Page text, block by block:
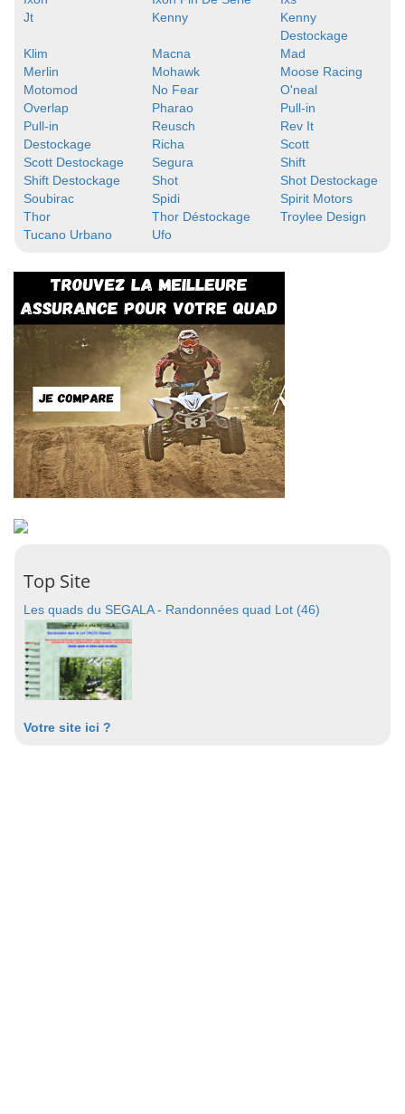
Jt
Kenny
Kenny
Destockage
Klim
Macna
Mad
Merlin
Mohawk
Moose Racing
Motomod
No Fear
O'neal
Overlap
Pharao
Pull-in
Pull-in
Destockage
Reusch
Rev It
Richa
Scott
Scott Destockage
Segura
Shift
Shift Destockage
Shot
Shot Destockage
Soubirac
Spidi
Spirit Motors
Thor
Thor Déstockage
Troylee Design
Tucano Urbano
Ufo
Top Site
Les quads du SEGALA - Randonnées quad Lot (46)
Votre site ici ?